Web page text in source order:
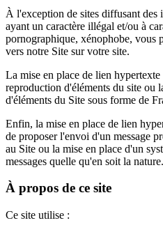
À l'exception de sites diffusant des
ayant un caractère illégal et/ou à
pornographique, xénophobe, vous
vers notre Site sur votre site.
La mise en place de lien
reproduction d'éléments du site ou
d'éléments du Site sous forme de
Enfin, la mise en place de lien
de proposer l'envoi d'un message
au Site ou la mise en place d'un
messages quelle qu'en soit la nature.
À propos de ce site
Ce site utilise :